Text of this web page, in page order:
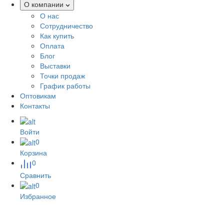
О компании
О нас
Сотрудничество
Как купить
Оплата
Блог
Выставки
Точки продаж
График работы
Оптовикам
Контакты
Войти
0
Корзина
0
Сравнить
0
Избранное